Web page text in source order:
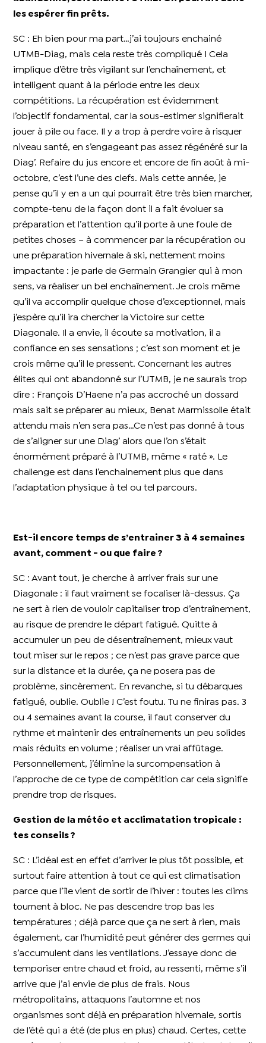
les espérer fin prêts.
SC : Eh bien pour ma part…j’ai toujours enchainé
UTMB-Diag, mais cela reste très compliqué ! Cela
implique d’être très vigilant sur l’enchaînement, et
intelligent quant à la période entre les deux
compétitions. La récupération est évidemment
l’objectif fondamental, car la sous-estimer signifierait
jouer à pile ou face. Il y a trop à perdre voire à risquer
niveau santé, en s’engageant pas assez régénéré sur la
Diag’. Refaire du jus encore et encore de fin août à mi-
octobre, c’est l’une des clefs. Mais cette année, je
pense qu’il y en a un qui pourrait être très bien marcher,
compte-tenu de la façon dont il a fait évoluer sa
préparation et l’attention qu’il porte à une foule de
petites choses – à commencer par la récupération ou
une préparation hivernale à ski, nettement moins
impactante : je parle de Germain Grangier qui à mon
sens, va réaliser un bel enchaînement. Je crois même
qu’il va accomplir quelque chose d’exceptionnel, mais
j’espère qu’il ira chercher la Victoire sur cette
Diagonale. Il a envie, il écoute sa motivation, il a
confiance en ses sensations ; c’est son moment et je
crois même qu’il le pressent. Concernant les autres
élites qui ont abandonné sur l’UTMB, je ne saurais trop
dire : François D’Haene n’a pas accroché un dossard
mais sait se préparer au mieux, Benat Marmissolle était
attendu mais n’en sera pas…Ce n’est pas donné à tous
de s’aligner sur une Diag’ alors que l’on s’était
énormément préparé à l’UTMB, même « raté ». Le
challenge est dans l’enchainement plus que dans
l’adaptation physique à tel ou tel parcours.
Est-il encore temps de s’entrainer 3 à 4 semaines
avant, comment - ou que faire ?
SC : Avant tout, je cherche à arriver frais sur une
Diagonale : il faut vraiment se focaliser là-dessus. Ça
ne sert à rien de vouloir capitaliser trop d’entraînement,
au risque de prendre le départ fatigué. Quitte à
accumuler un peu de désentraînement, mieux vaut
tout miser sur le repos ; ce n’est pas grave parce que
sur la distance et la durée, ça ne posera pas de
problème, sincèrement. En revanche, si tu débarques
fatigué, oublie. Oublie ! C’est foutu. Tu ne finiras pas. 3
ou 4 semaines avant la course, il faut conserver du
rythme et maintenir des entraînements un peu solides
mais réduits en volume ; réaliser un vrai affûtage.
Personnellement, j’élimine la surcompensation à
l’approche de ce type de compétition car cela signifie
prendre trop de risques.
Gestion de la météo et acclimatation tropicale :
tes conseils ?
SC : L’idéal est en effet d’arriver le plus tôt possible, et
surtout faire attention à tout ce qui est climatisation
parce que l’île vient de sortir de l’hiver : toutes les clims
tournent à bloc. Ne pas descendre trop bas les
températures ; déjà parce que ça ne sert à rien, mais
également, car l’humidité peut générer des germes qui
s’accumulent dans les ventilations. J’essaye donc de
temporiser entre chaud et froid, au ressenti, même s’il
arrive que j’ai envie de plus de frais. Nous
métropolitains, attaquons l’automne et nos
organismes sont déjà en préparation hivernale, sortis
de l’été qui a été (de plus en plus) chaud. Certes, cette